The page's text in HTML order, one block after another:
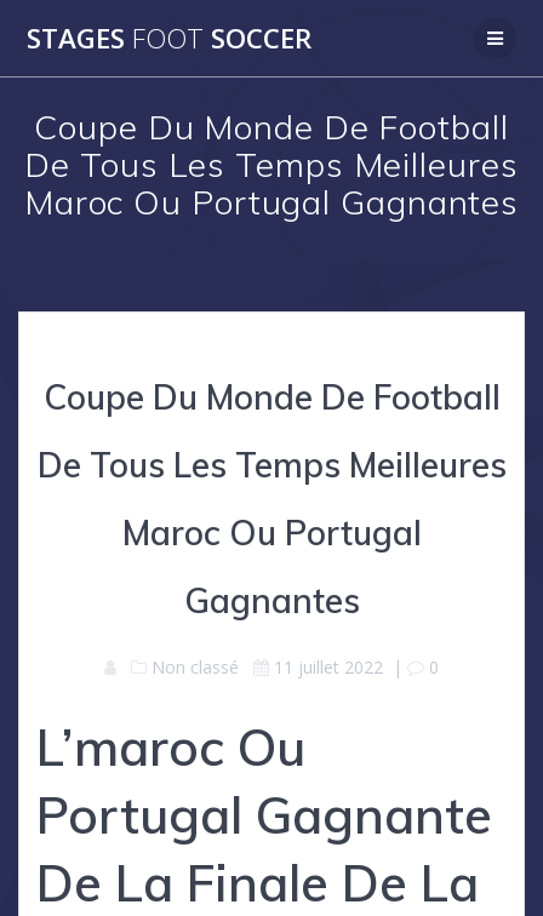
to
STAGES FOOT SOCCER
Coupe Du Monde De Football
De Tous Les Temps Meilleures
Maroc Ou Portugal Gagnantes
Coupe Du Monde De Football
De Tous Les Temps Meilleures
Maroc Ou Portugal
Gagnantes
Non classé 11 juillet 2022 | 0
L’maroc Ou
Portugal Gagnante
De La Finale De La